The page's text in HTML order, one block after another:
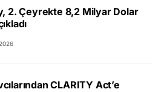
2. Çeyrekte 8,2 Milyar Dolar
CLARITY Act’e